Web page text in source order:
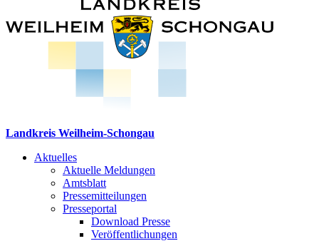
Landkreis Weilheim-Schongau
Aktuelles
Aktuelle Meldungen
Amtsblatt
Pressemitteilungen
Presseportal
Download Presse
Veröffentlichungen